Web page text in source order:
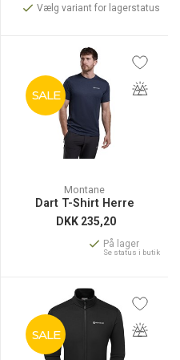
Vælg variant for lagerstatus
SALE
Montane
Dart T-Shirt Herre
DKK 235,20
På lager
Se status i butik
SALE